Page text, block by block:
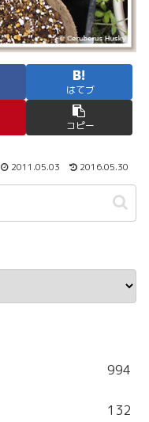
はてブ
コピー
2011.05.03 2016.05.30
994
132